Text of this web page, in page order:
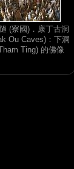
(寮國)．康丁古洞
Ou Caves)：下洞
Ting) 的佛像